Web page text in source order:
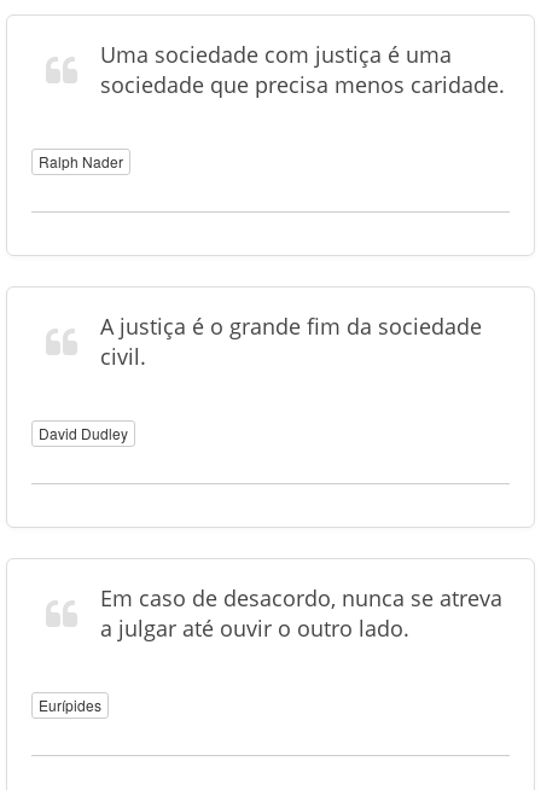
Uma sociedade com justiça é uma
sociedade que precisa menos caridade.
Ralph Nader
A justiça é o grande fim da sociedade
civil.
David Dudley
Em caso de desacordo, nunca se atreva
a julgar até ouvir o outro lado.
Eurípides